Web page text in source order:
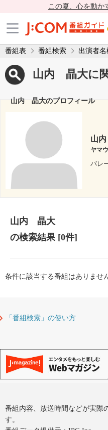
この夏、心を動か
番組表 番組検索 出演者名
山内 晶大に
山内 晶大のプロフィール
山
ヤマ
バレ
山内 晶大
の検索結果[0件]
条件に該当する番組はありませ
「番組検索」の使い方
番組内容、放送時間などが実際
す。